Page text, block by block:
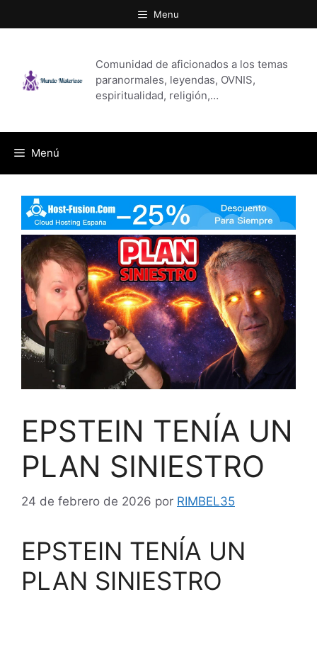
al
Menu
Comunidad de aficionados a los temas
paranormales, leyendas, OVNIS,
espiritualidad, religión,…
Menú
EPSTEIN TENÍA UN
PLAN SINIESTRO
24 de febrero de 2026 por RIMBEL35
EPSTEIN TENÍA UN
PLAN SINIESTRO